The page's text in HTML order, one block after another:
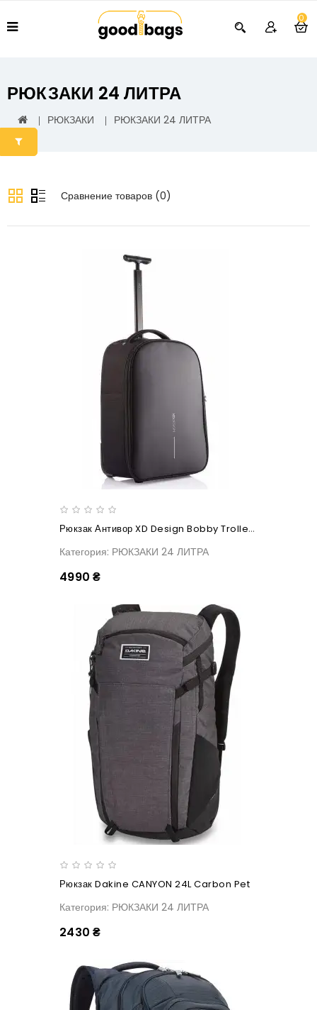
0
РЮКЗАКИ 24 ЛИТРА
РЮКЗАКИ РЮКЗАКИ 24 ЛИТРА
Сравнение товаров (0)
Рюкзак Антивор XD Design Bobby Trolley, Черный
Категория: РЮКЗАКИ 24 ЛИТРА
4990 ₴
Рюкзак Dakine CANYON 24L Carbon Pet
Категория: РЮКЗАКИ 24 ЛИТРА
2430 ₴